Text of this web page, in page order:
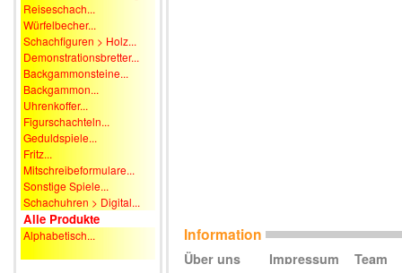
Reiseschach...
Würfelbecher...
Schachfiguren > Holz...
Demonstrationsbretter...
Backgammonsteine...
Backgammon...
Uhrenkoffer...
Figurschachteln...
Geduldspiele...
Fritz...
Mitschreibeformulare...
Sonstige Spiele...
Schachuhren > Digital...
Alle Produkte
Alphabetisch... Information
Über uns Impressum
Team